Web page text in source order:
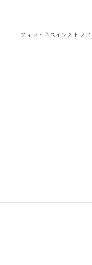
フィットネスインストラク